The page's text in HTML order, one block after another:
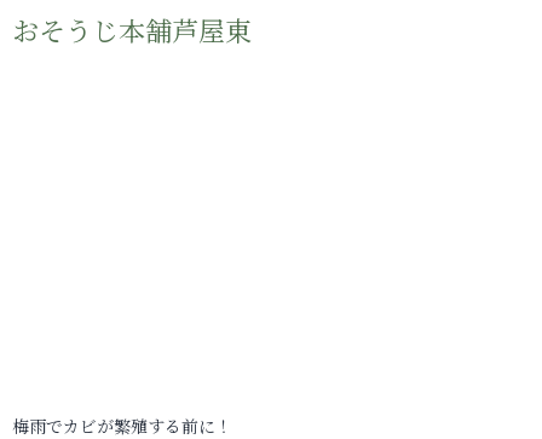
おそうじ本舗芦屋東
梅雨でカビが繁殖する前に！